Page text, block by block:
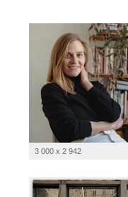
3 000 x 2 942